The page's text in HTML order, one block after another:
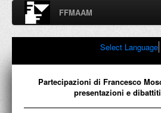
FFMAAM
Fondo Francesco Moschini
A.A.M. Architettura Arte Moderna
Percorsi, nodi, sconfinamenti e
Select Language
Partecipazioni di Francesco
presentazioni e